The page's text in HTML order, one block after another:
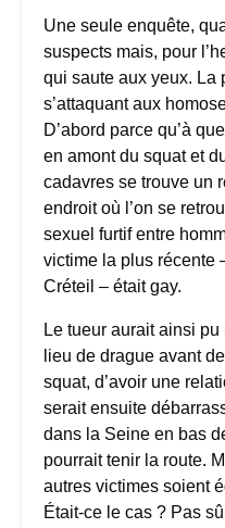
Une seule enquête,
suspects mais, pour
qui saute aux yeux. La
s’attaquant aux
D’abord parce qu’à
en amont du squat et
cadavres se trouve un
endroit où l’on se
sexuel furtif entre
victime la plus récente
Créteil – était gay.
Le tueur aurait ainsi
lieu de drague avant
squat, d’avoir une
serait ensuite
dans la Seine en bas
pourrait tenir la route.
autres victimes soient
Était-ce le cas ? Pas